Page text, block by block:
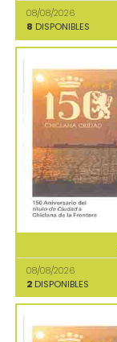
08/08/2026
8 DISPONIBLES
08/08/2026
2 DISPONIBLES